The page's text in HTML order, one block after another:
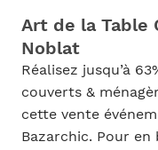
Art de la Table
Noblat
Réalisez jusqu’à
couverts &
cette vente
Bazarchic. Pour en